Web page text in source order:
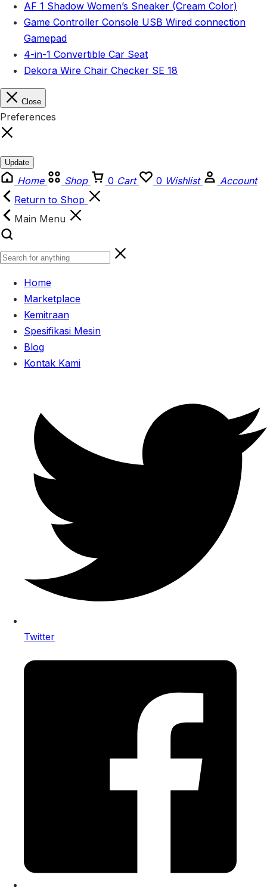
AF 1 Shadow Women’s Sneaker (Cream Color)
Game Controller Console USB Wired connection
Gamepad
4-in-1 Convertible Car Seat
Dekora Wire Chair Checker SE 18
Close
Preferences
Update
Home Shop 0 Cart 0 Wishlist
Account
Return to Shop
Main Menu
Home
Marketplace
Kemitraan
Spesifikasi Mesin
Blog
Kontak Kami
Twitter